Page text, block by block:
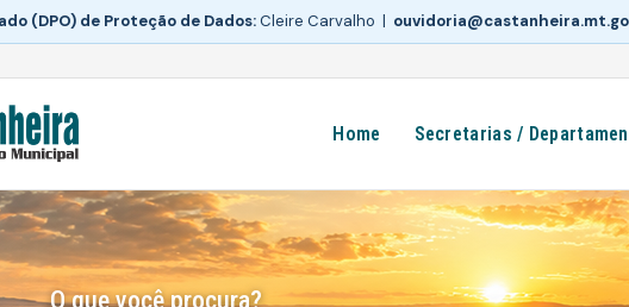
(DPO) de Proteção de Dados:Cleire Carvalho |
Home Secretarias /
O que você procura?